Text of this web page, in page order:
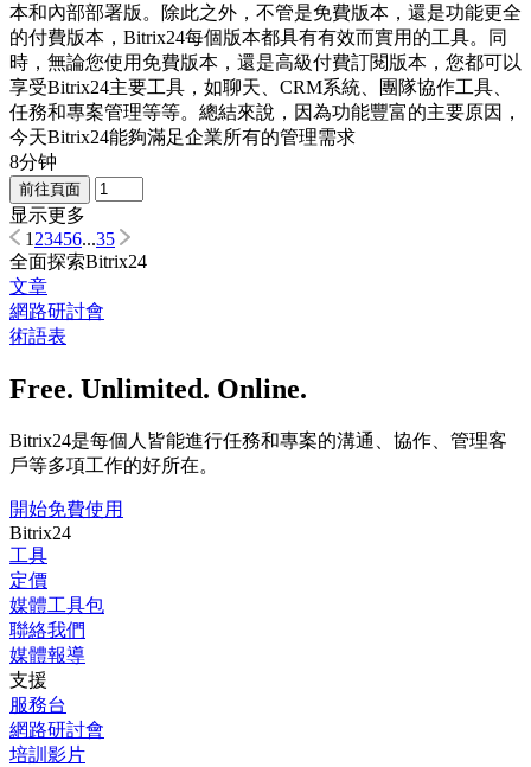
本和內部部署版。除此之外，不管是免費版本，還是功能更全
的付費版本，Bitrix24每個版本都具有有效而實用的工具。同
時，無論您使用免費版本，還是高級付費訂閱版本，您都可以
享受Bitrix24主要工具，如聊天、CRM系統、團隊協作工具、
任務和專案管理等等。總結來說，因為功能豐富的主要原因，
今天Bitrix24能夠滿足企業所有的管理需求
8分钟
前往頁面
显示更多
1 23456...35
全面探索Bitrix24
文章
網路研討會
術語表
Free. Unlimited. Online.
Bitrix24是每個人皆能進行任務和專案的溝通、協作、管理客
戶等多項工作的好所在。
開始免費使用
Bitrix24
工具
定價
媒體工具包
聯絡我們
媒體報導
支援
服務台
網路研討會
培訓影片